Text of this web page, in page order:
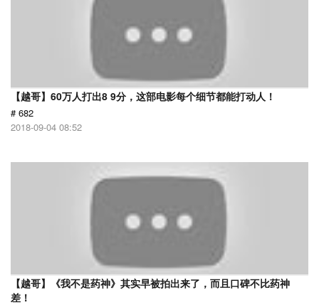
【越哥】60万人打出8 9分，这部电影每个细节都能打动人！
# 682
2018-09-04 08:52
【越哥】《我不是药神》其实早被拍出来了，而且口碑不比药神
差！